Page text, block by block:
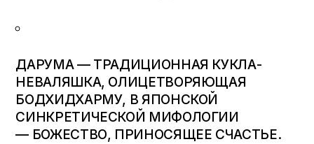
ДАРУМА — ТРАДИЦИОННАЯ КУКЛА-
НЕВАЛЯШКА, ОЛИЦЕТВОРЯЮЩАЯ
БОДХИДХАРМУ, В ЯПОНСКОЙ
СИНКРЕТИЧЕСКОЙ МИФОЛОГИИ
— БОЖЕСТВО, ПРИНОСЯЩЕЕ СЧАСТЬЕ.